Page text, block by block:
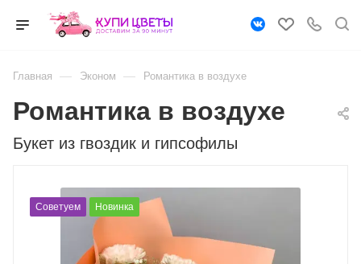
Главная — Эконом — Романтика в воздухе
Букет из гвоздик и гипсофилы
Романтика в воздухе
Советуем Новинка